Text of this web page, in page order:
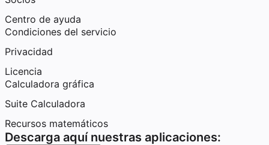
Centro de ayuda
Condiciones del servicio
Privacidad
Licencia
Calculadora gráfica
Suite Calculadora
Recursos matemáticos
Descarga aquí nuestras aplicaciones: